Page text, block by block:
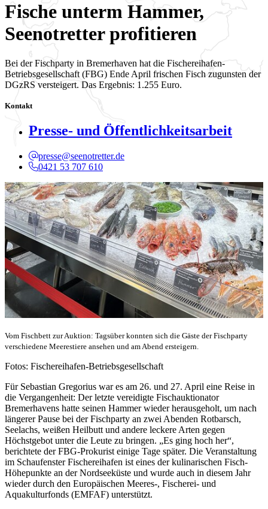
Fische unterm Hammer,
Seenotretter profitieren
Bei der Fischparty in Bremerhaven hat die Fischereihafen-
Betriebsgesellschaft (FBG) Ende April frischen Fisch zugunsten der
DGzRS versteigert. Das Ergebnis: 1.255 Euro.
Kontakt
Presse- und Öffentlichkeitsarbeit
presse@seenotretter.de
0421 53 707 610
Vom Fischbett zur Auktion: Tagsüber konnten sich die Gäste der Fischparty
verschiedene Meerestiere ansehen und am Abend ersteigern.
Fotos: Fischereihafen-Betriebsgesellschaft
Für Sebastian Gregorius war es am 26. und 27. April eine Reise in
die Vergangenheit: Der letzte vereidigte Fischauktionator
Bremerhavens hatte seinen Hammer wieder herausgeholt, um nach
längerer Pause bei der Fischparty an zwei Abenden Rotbarsch,
Seelachs, weißen Heilbutt und andere leckere Arten gegen
Höchstgebot unter die Leute zu bringen. „Es ging hoch her“,
berichtete der FBG-Prokurist einige Tage später. Die Veranstaltung
im Schaufenster Fischereihafen ist eines der kulinarischen Fisch-
Höhepunkte an der Nordseeküste und wurde auch in diesem Jahr
wieder durch den Europäischen Meeres-, Fischerei- und
Aquakulturfonds (EMFAF) unterstützt.